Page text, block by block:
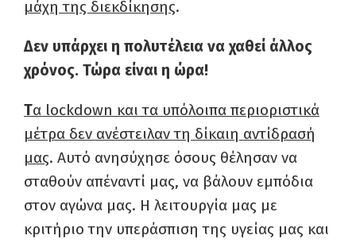
μάχη της διεκδίκησης.
Δεν υπάρχει η πολυτέλεια να χαθεί άλλος
χρόνος. Τώρα είναι η ώρα!
Τα lockdown και τα υπόλοιπα περιοριστικά
μέτρα δεν ανέστειλαν τη δίκαιη αντίδρασή
μας. Αυτό ανησύχησε όσους θέλησαν να
σταθούν απέναντί μας, να βάλουν εμπόδια
στον αγώνα μας. Η λειτουργία μας με
κριτήριο την υπεράσπιση της υγείας μας και